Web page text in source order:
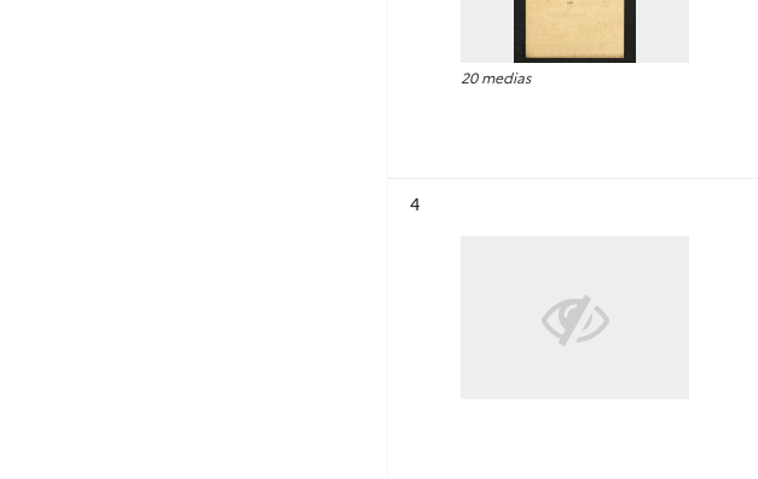
20 medias
4